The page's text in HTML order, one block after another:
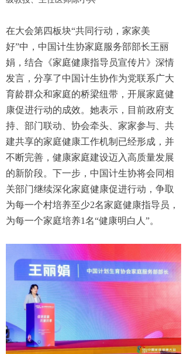
在大会第四板块“共同行动，家家美
好”中，中国计生协家庭服务部部长王丽
娟，结合《家庭健康指导员宣传片》深情
发言，分享了中国计生协作为党联系广大
育龄群众和家庭的桥梁纽带，开展家庭健
康促进行动的成效。她表示，目前政府支
持、部门联动、协会牵头、家家参与、共
建共享的家庭健康工作机制已经形成，并
不断完善，健康家庭建设迈入高质量发展
的新阶段。下一步，中国计生协将会同相
关部门继续深化家庭健康促进行动，争取
为每一个村培养至少2名家庭健康指导员，
为每一个家庭培养1名“健康明白人”。